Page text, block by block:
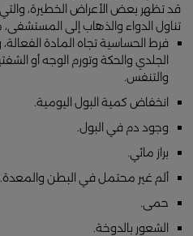
قد تظهر بعض الأعراض الخطيرة،
تناول الدواء والذهاب إلى
فرط الحساسية تجاه المادة
الجلدي والحكة وتورم الوجه أو
والتنفس.
انخفاض كمية البول اليومية.
وجود دم في البول.
براز مائي.
ألم غير محتمل في البطن والمعدة.
حمى.
الشعور بالدوخة.